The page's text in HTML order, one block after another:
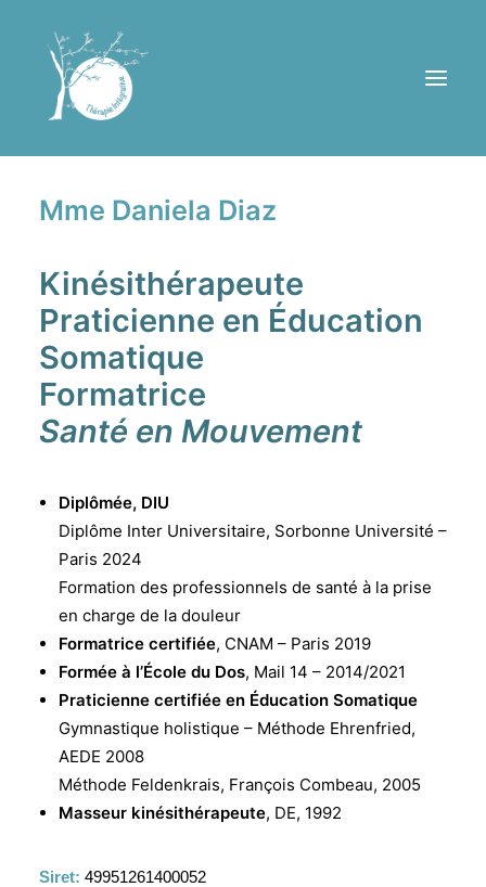
Consultations
Équipe
Ressources
Contact
PRENDRE RENDEZ-VOUS
Mme Daniela Diaz
Kinésithérapeute
Praticienne en Éducation
Somatique
Formatrice
Santé en Mouvement
Diplômée, DIU
Diplôme Inter Universitaire, Sorbonne Université –
Paris 2024
Formation des professionnels de santé à la prise
en charge de la douleur
Formatrice certifiée, CNAM – Paris 2019
Formée à l’École du Dos, Mail 14 – 2014/2021
Praticienne certifiée en Éducation Somatique
Gymnastique holistique – Méthode Ehrenfried,
AEDE 2008
Méthode Feldenkrais, François Combeau, 2005
Masseur kinésithérapeute, DE, 1992
Siret: 49951261400052